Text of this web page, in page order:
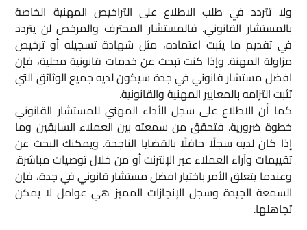
ولا تتردد في طلب الاطلاع على التراخيص المهنية الخاصة
بالمستشار القانوني. فالمستشار المحترف والمرخص لن يتردد
في تقديم ما يثبت اعتماده، مثل شهادة تسجيله أو ترخيص
مزاولة المهنة. وإذا كنت تبحث عن خدمات قانونية محلية، فإن
افضل مستشار قانوني في جدة سيكون لديه جميع الوثائق التي
تثبت التزامه بالمعايير المهنية والقانونية.
كما أن الاطلاع على سجل الأداء المهني للمستشار القانوني
خطوة ضرورية. فتحقق من سمعته بين العملاء السابقين وما
إذا كان لديه سجلًا حافلًا بالقضايا الناجحة. ويمكنك البحث عن
تقييمات وآراء العملاء عبر الإنترنت أو من خلال توصيات مباشرة.
وعندما يتعلق الأمر باختيار افضل مستشار قانوني في جدة، فإن
السمعة الجيدة وسجل الإنجازات المميز هي عوامل لا يمكن
تجاهلها.